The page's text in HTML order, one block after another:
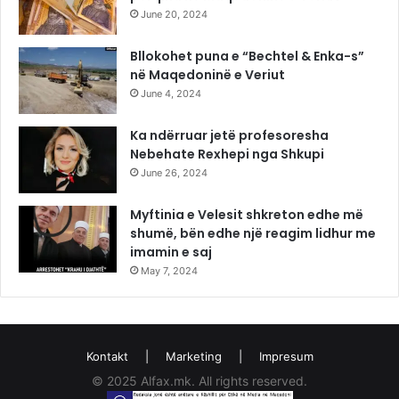
June 20, 2024
Bllokohet puna e “Bechtel & Enka-s”
në Maqedoninë e Veriut
June 4, 2024
Ka ndërruar jetë profesoresha
Nebehate Rexhepi nga Shkupi
June 26, 2024
Myftinia e Velesit shkreton edhe më
shumë, bën edhe një reagim lidhur me
imamin e saj
May 7, 2024
Kontakt Marketing Impresum
© 2025 Alfax.mk. All rights reserved.